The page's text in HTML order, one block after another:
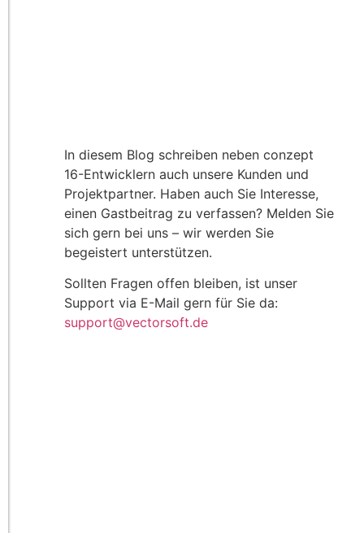
In diesem Blog schreiben neben conzept
16-Entwicklern auch unsere Kunden und
Projektpartner. Haben auch Sie Interesse,
einen Gastbeitrag zu verfassen? Melden Sie
sich gern bei uns – wir werden Sie
begeistert unterstützen.
Sollten Fragen offen bleiben, ist unser
Support via E-Mail gern für Sie da:
support@vectorsoft.de